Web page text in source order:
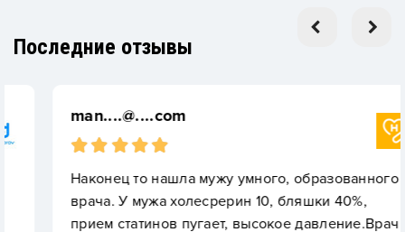
Последние отзывы
man....@....com
Наконец то нашла мужу умного, образованного
врача. У мужа холесрерин 10, бляшки 40%,
прием статинов пугает, высокое давление.Врач